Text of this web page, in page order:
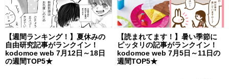
【週間ランキング！】夏休みの
自由研究記事がランクイン！
kodomoe web 7月12日～18日
の週間TOP5★
【読まれてます！】暑い季節に
ピッタリの記事がランクイン！
kodomoe web 7月5日～11日の
週間TOP5★